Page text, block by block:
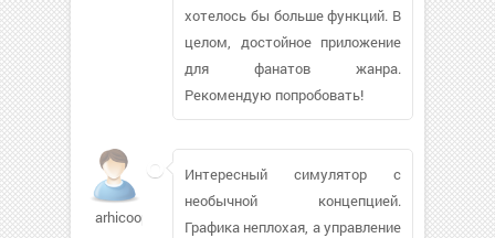
хотелось бы больше функций. В
целом, достойное приложение
для фанатов жанра.
Рекомендую попробовать!
arhicooper
Интересный симулятор с
необычной концепцией.
Графика неплохая, а управление